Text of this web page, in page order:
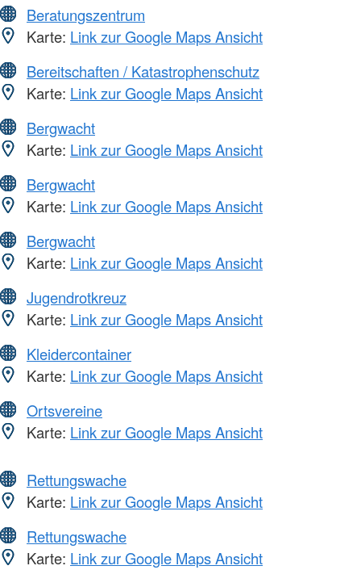
Beratungszentrum
Karte: Link zur Google Maps Ansicht
Bereitschaften / Katastrophenschutz
Karte: Link zur Google Maps Ansicht
Bergwacht
Karte: Link zur Google Maps Ansicht
Bergwacht
Karte: Link zur Google Maps Ansicht
Bergwacht
Karte: Link zur Google Maps Ansicht
Jugendrotkreuz
Karte: Link zur Google Maps Ansicht
Kleidercontainer
Karte: Link zur Google Maps Ansicht
Ortsvereine
Karte: Link zur Google Maps Ansicht
Rettungswache
Karte: Link zur Google Maps Ansicht
Rettungswache
Karte: Link zur Google Maps Ansicht